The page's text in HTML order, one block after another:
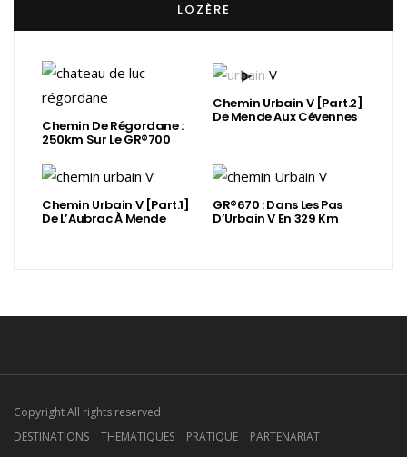
LOZÈRE
Chemin De Régordane :
250km Sur Le GR®700
Chemin Urbain V [Part.2]
De Mende Aux Cévennes
Chemin Urbain V [Part.1]
De L’Aubrac À Mende
GR®670 : Dans Les Pas
D’Urbain V En 329 Km
Copyright All rights reserved
DESTINATIONS
THEMATIQUES PRATIQUE PARTENARIAT